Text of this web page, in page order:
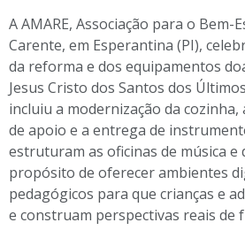
A AMARE, Associação para o Bem-
Carente, em Esperantina (PI),
da reforma e dos equipamentos
Jesus Cristo dos Santos dos
incluiu a modernização da cozinha,
de apoio e a entrega de
estruturam as oficinas de música e
propósito de oferecer ambientes
pedagógicos para que crianças e
e construam perspectivas reais de